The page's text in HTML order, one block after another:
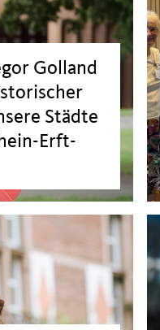
Golland
Städte
Erft-